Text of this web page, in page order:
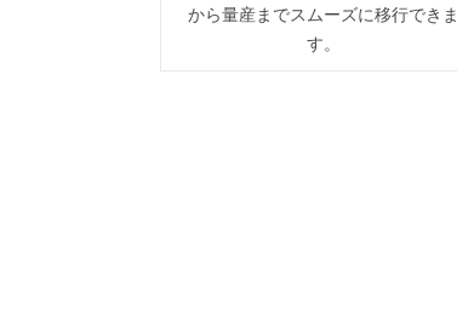
から量産までスムーズに移行できま
す。